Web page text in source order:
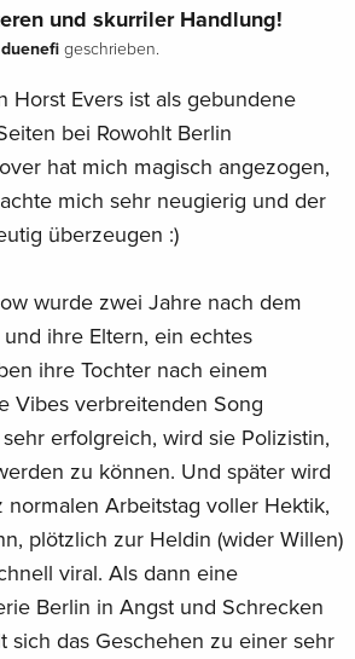
und skurriler Handlung!
duenefi geschrieben.
Horst Evers ist als gebundene
bei Rowohlt Berlin
hat mich magisch angezogen,
mich sehr neugierig und der
überzeugen :)
wurde zwei Jahre nach dem
ihre Eltern, ein echtes
ihre Tochter nach einem
Vibes verbreitenden Song
erfolgreich, wird sie Polizistin,
zu können. Und später wird
normalen Arbeitstag voller Hektik,
plötzlich zur Heldin (wider Willen)
viral. Als dann eine
Berlin in Angst und Schrecken
sich das Geschehen zu einer sehr